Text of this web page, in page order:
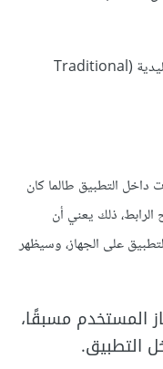
دعنا ننظر أولًا في سلوك الروابط العميقة التقليدية (Traditional
داخل التطبيق طالما كان
ذلك يعني أن
على الجهاز، وسيظهر
المستخدم مسبقًا،
التطبيق.